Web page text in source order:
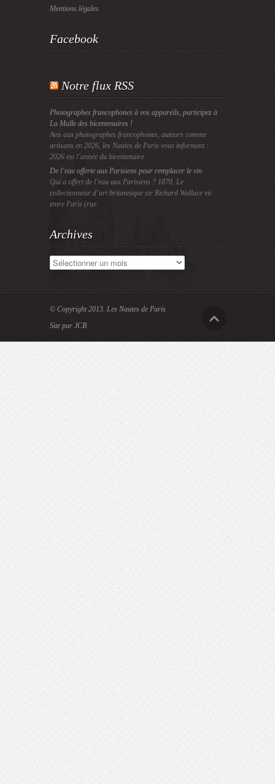
Mentions légales
Facebook
Notre flux RSS
Photographes francophones à vos appareils, participez à
La Malle des bicentenaires !
Avis aux photographes francophones, auteurs comme
artisans en 2026, les Nautes de Paris vous informent :
2026 est l’année du bicentenaire
De l’eau offerte aux Parisiens pour remplacer le vin
Qui a offert de l’eau aux Parisiens ? 1870, Le
collectionneur d’art britannique sir Richard Wallace vit
entre Paris (rue
Archives
Archives
© Copyright 2013. Les Nautes de Paris
Site par JCB